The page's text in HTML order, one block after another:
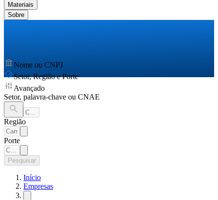
Materiais
Sobre
Nome ou CNPJ
Setor, Região e Porte
Avançado
Setor, palavra-chave ou CNAE
Região
Porte
Pesquisar
Início
Empresas